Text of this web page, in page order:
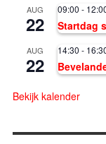
AUG
22
09:00 -
Startdag
AUG
22
14:30 -
Bekijk kalender